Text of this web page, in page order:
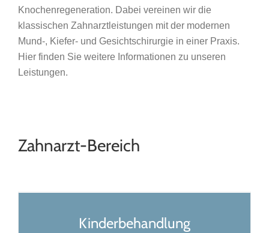
Knochenregeneration. Dabei vereinen wir die
klassischen Zahnarztleistungen mit der modernen
Mund-, Kiefer- und Gesichtschirurgie in einer Praxis.
Hier finden Sie weitere Informationen zu unseren
Leistungen.
Zahnarzt-Bereich
Kinderbehandlung